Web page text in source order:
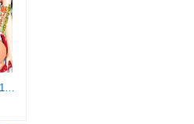
ナマイキッ！ 2018年2月号 [雑誌]